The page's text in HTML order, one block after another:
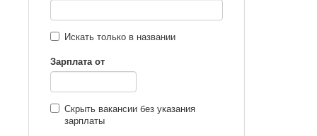
Искать только в названии
Зарплата от
Скрыть вакансии без указания
зарплаты